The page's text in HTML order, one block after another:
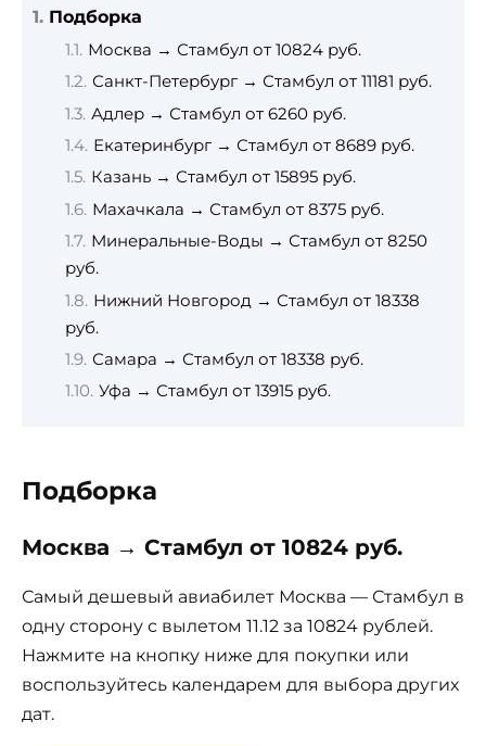
Подборка
Москва → Стамбул от 10824 руб.
Санкт-Петербург → Стамбул от 11181 руб.
Адлер → Стамбул от 6260 руб.
Екатеринбург → Стамбул от 8689 руб.
Казань → Стамбул от 15895 руб.
Махачкала → Стамбул от 8375 руб.
Минеральные-Воды → Стамбул от 8250
руб.
Нижний Новгород → Стамбул от 18338
руб.
Самара → Стамбул от 18338 руб.
Уфа → Стамбул от 13915 руб.
Подборка
Москва → Стамбул от 10824 руб.
Самый дешевый авиабилет Москва — Стамбул в
одну сторону с вылетом 11.12 за 10824 рублей.
Нажмите на кнопку ниже для покупки или
воспользуйтесь календарем для выбора других
дат.